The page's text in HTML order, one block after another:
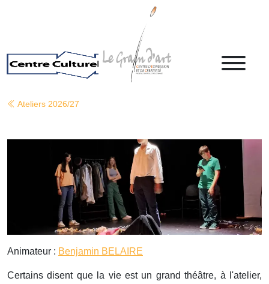
Ateliers 2026/27
Animateur : Benjamin BELAIRE
Certains disent que la vie est un grand théâtre, à l'atelier,